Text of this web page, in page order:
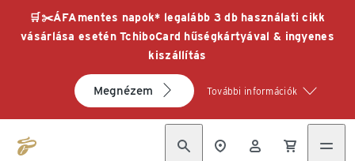
🛒✂️ÁFAmentes napok* legalább 3 db használati cikk
vásárlása esetén TchiboCard hűségkártyával & ingyenes
kiszállítás
Megnézem További információk